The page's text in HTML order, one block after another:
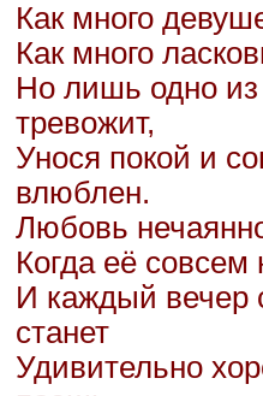
Как много
Как много
Но лишь одно из
тревожит,
Унося покой и
влюблен.
Любовь
Когда её
И каждый вечер
станет
Удивительно